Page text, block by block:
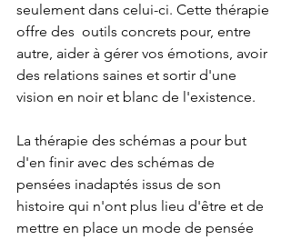
seulement dans celui-ci. Cette thérapie
offre des  outils concrets pour, entre
autre, aider à gérer vos émotions, avoir
des relations saines et sortir d'une
vision en noir et blanc de l'existence.
La thérapie des schémas a pour but
d'en finir avec des schémas de
pensées inadaptés issus de son
histoire qui n'ont plus lieu d'être et de
mettre en place un mode de pensée